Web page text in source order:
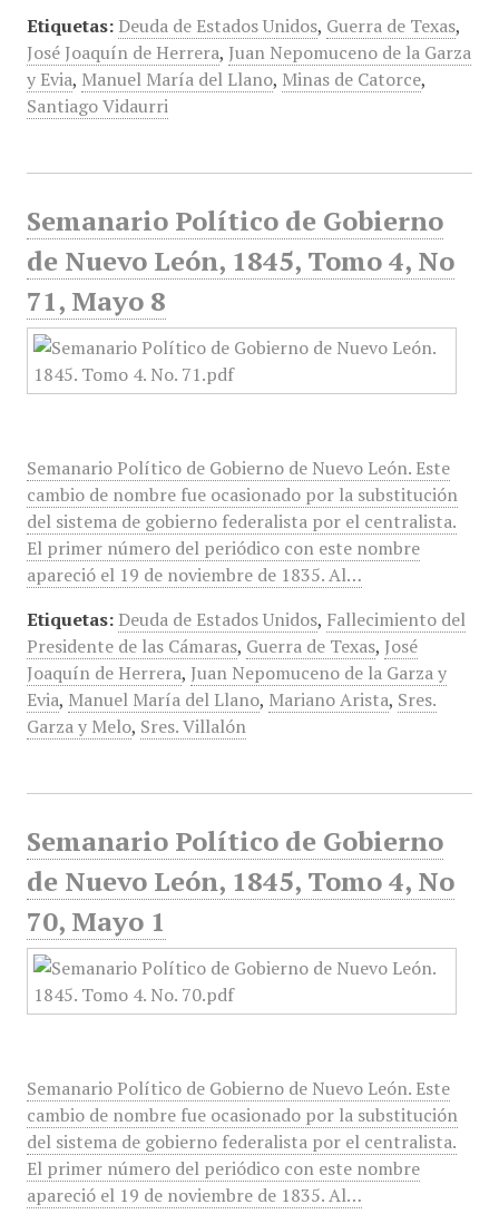
Etiquetas: Deuda de Estados Unidos, Guerra de Texas,
José Joaquín de Herrera, Juan Nepomuceno de la Garza
y Evia, Manuel María del Llano, Minas de Catorce,
Santiago Vidaurri
Semanario Político de Gobierno
de Nuevo León, 1845, Tomo 4, No
71, Mayo 8
Semanario Político de Gobierno de Nuevo León. Este
cambio de nombre fue ocasionado por la substitución
del sistema de gobierno federalista por el centralista.
El primer número del periódico con este nombre
apareció el 19 de noviembre de 1835. Al…
Etiquetas: Deuda de Estados Unidos, Fallecimiento del
Presidente de las Cámaras, Guerra de Texas, José
Joaquín de Herrera, Juan Nepomuceno de la Garza y
Evia, Manuel María del Llano, Mariano Arista, Sres.
Garza y Melo, Sres. Villalón
Semanario Político de Gobierno
de Nuevo León, 1845, Tomo 4, No
70, Mayo 1
Semanario Político de Gobierno de Nuevo León. Este
cambio de nombre fue ocasionado por la substitución
del sistema de gobierno federalista por el centralista.
El primer número del periódico con este nombre
apareció el 19 de noviembre de 1835. Al…